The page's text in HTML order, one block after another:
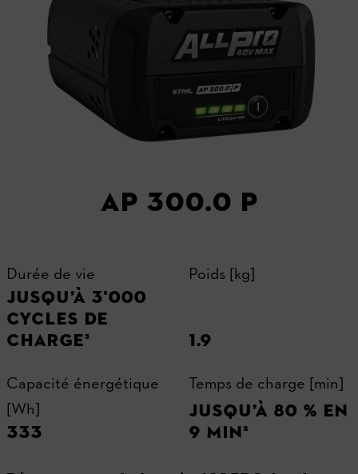
Durée de vie
JUSQU’À 3'000
CYCLES DE
CHARGE³
Poids [kg]
1.9
Capacité énergétique
[Wh]
333
Temps de charge [min]
JUSQU’À 80 % EN
9 MIN²
AP 300.0 P